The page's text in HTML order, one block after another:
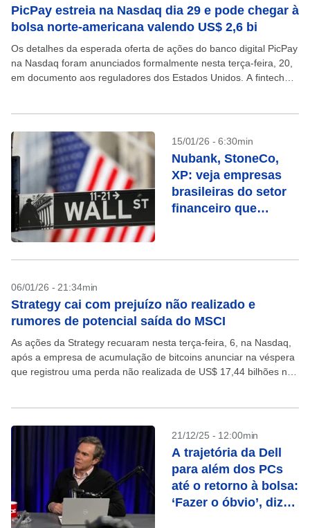
PicPay estreia na Nasdaq dia 29 e pode chegar à
bolsa norte-americana valendo US$ 2,6 bi
Os detalhes da esperada oferta de ações do banco digital PicPay
na Nasdaq foram anunciados formalmente nesta terça-feira, 20,
em documento aos reguladores dos Estados Unidos. A fintech
15/01/26 - 6:30min
Nubank, StoneCo,
XP: veja empresas
brasileiras do setor
financeiro que
06/01/26 - 21:34min
Strategy cai com prejuízo não realizado e
rumores de potencial saída do MSCI
As ações da Strategy recuaram nesta terça-feira, 6, na Nasdaq,
após a empresa de acumulação de bitcoins anunciar na véspera
que registrou uma perda não realizada de US$ 17,44 bilhões no
21/12/25 - 12:00min
A trajetória da Dell
para além dos PCs
até o retorno à bolsa:
‘Fazer o óbvio’, diz